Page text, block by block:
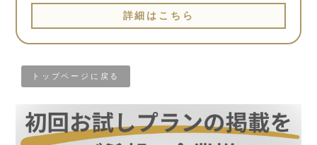
詳細はこちら
トップページに戻る